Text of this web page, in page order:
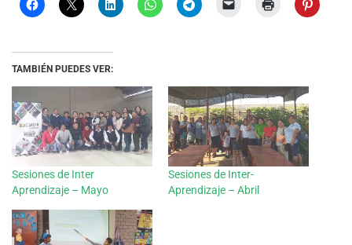
TAMBIÉN PUEDES VER:
Sesiones de Inter
Aprendizaje – Mayo
Sesiones de Inter-
Aprendizaje – Abril